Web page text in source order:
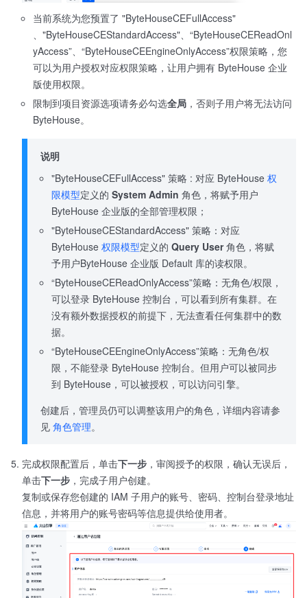
当前系统为您预置了 "ByteHouseCEFullAccess"
、"ByteHouseCEStandardAccess"、“ByteHouseCEReadOnl
yAccess”、“ByteHouseCEEngineOnlyAccess”权限策略，您
可以为用户授权对应权限策略，让用户拥有 ByteHouse 企业
版使用权限。
限制到项目资源选项请务必勾选全局 ，否则子用户将无法访问
ByteHouse。
说明
"ByteHouseCEFullAccess" 策略 : 对应 ByteHouse权
限模型定义的System Admin 角色，将赋予用户
ByteHouse 企业版的全部管理权限；
"ByteHouseCEStandardAccess" 策略：对应
ByteHouse权限模型定义的Query User角色，将赋
予用户ByteHouse 企业版 Default 库的读权限。
“ByteHouseCEReadOnlyAccess”策略：无角色/权限，
可以登录 ByteHouse 控制台，可以看到所有集群。在
没有额外数据授权的前提下，无法查看任何集群中的数
据。
“ByteHouseCEEngineOnlyAccess”策略：无角色/权
限，不能登录 ByteHouse 控制台。但用户可以被同步
到 ByteHouse，可以被授权，可以访问引擎。
创建后，管理员仍可以调整该用户的角色，详细内容请参
见角色管理。
完成权限配置后，单击下一步 ，审阅授予的权限，确认无误后，
单击下一步 ，完成子用户创建。
复制或保存您创建的 IAM 子用户的账号、密码、控制台登录地址
信息，并将用户的账号密码等信息提供给使用者。